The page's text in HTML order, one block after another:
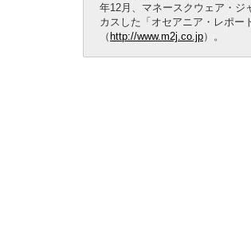
年12月、マネースクウェア・ジ
カスした「オセアニア・レポー
（ http://www.m2j.co.jp）。